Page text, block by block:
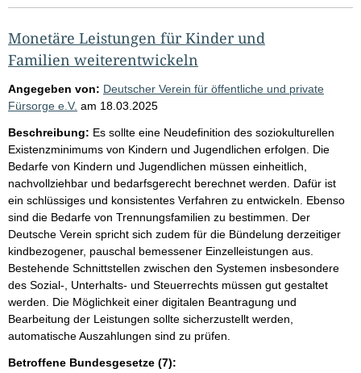
Monetäre Leistungen für Kinder und
Familien weiterentwickeln
Angegeben von: Deutscher Verein für öffentliche und private
Fürsorge e.V. am 18.03.2025
Beschreibung: Es sollte eine Neudefinition des soziokulturellen
Existenzminimums von Kindern und Jugendlichen erfolgen. Die
Bedarfe von Kindern und Jugendlichen müssen einheitlich,
nachvollziehbar und bedarfsgerecht berechnet werden. Dafür ist
ein schlüssiges und konsistentes Verfahren zu entwickeln. Ebenso
sind die Bedarfe von Trennungsfamilien zu bestimmen. Der
Deutsche Verein spricht sich zudem für die Bündelung derzeitiger
kindbezogener, pauschal bemessener Einzelleistungen aus.
Bestehende Schnittstellen zwischen den Systemen insbesondere
des Sozial-, Unterhalts- und Steuerrechts müssen gut gestaltet
werden. Die Möglichkeit einer digitalen Beantragung und
Bearbeitung der Leistungen sollte sicherzustellt werden,
automatische Auszahlungen sind zu prüfen.
Betroffene Bundesgesetze (7):